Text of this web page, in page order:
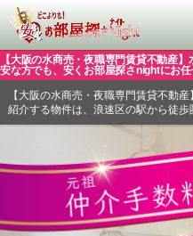
【大阪の水商売・夜職専門賃貸不動産
安な方でも、安くお部屋探さnightにお任
【大阪の水商売・夜職専門賃貸不動
紹介する物件は、浪速区の駅から徒歩